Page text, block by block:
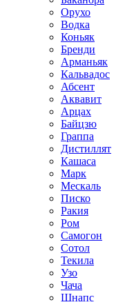
Орухо
Водка
Коньяк
Бренди
Арманьяк
Кальвадос
Абсент
Аквавит
Арцах
Байцзю
Граппа
Дистиллят
Кашаса
Марк
Мескаль
Писко
Ракия
Ром
Самогон
Сотол
Текила
Узо
Чача
Шнапс